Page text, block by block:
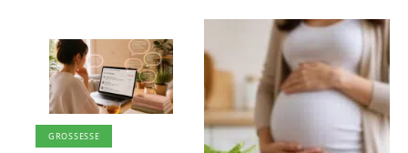
GROSSESSE